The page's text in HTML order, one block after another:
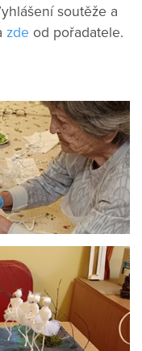
soutěže a
zde od pořadatele.